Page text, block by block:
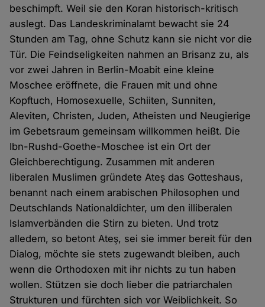
beschimpft. Weil sie den Koran historisch-kritisch
auslegt. Das Landeskriminalamt bewacht sie 24
Stunden am Tag, ohne Schutz kann sie nicht vor die
Tür. Die Feindseligkeiten nahmen an Brisanz zu, als
vor zwei Jahren in Berlin-Moabit eine kleine
Moschee eröffnete, die Frauen mit und ohne
Kopftuch, Homosexuelle, Schiiten, Sunniten,
Aleviten, Christen, Juden, Atheisten und Neugierige
im Gebetsraum gemeinsam willkommen heißt. Die
Ibn-Rushd-Goethe-Moschee ist ein Ort der
Gleichberechtigung. Zusammen mit anderen
liberalen Muslimen gründete Ateş das Gotteshaus,
benannt nach einem arabischen Philosophen und
Deutschlands Nationaldichter, um den illiberalen
Islamverbänden die Stirn zu bieten. Und trotz
alledem, so betont Ateş, sei sie immer bereit für den
Dialog, möchte sie stets zugewandt bleiben, auch
wenn die Orthodoxen mit ihr nichts zu tun haben
wollen. Stützen sie doch lieber die patriarchalen
Strukturen und fürchten sich vor Weiblichkeit. So